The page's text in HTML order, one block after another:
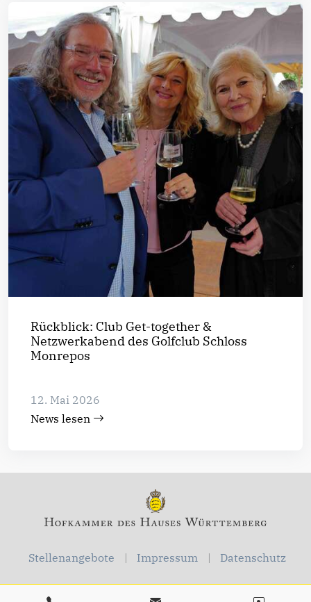
Rückblick: Club Get-together &
Netzwerkabend des Golfclub Schloss
Monrepos
12. Mai 2026
News lesen
Stellenangebote Impressum Datenschutz